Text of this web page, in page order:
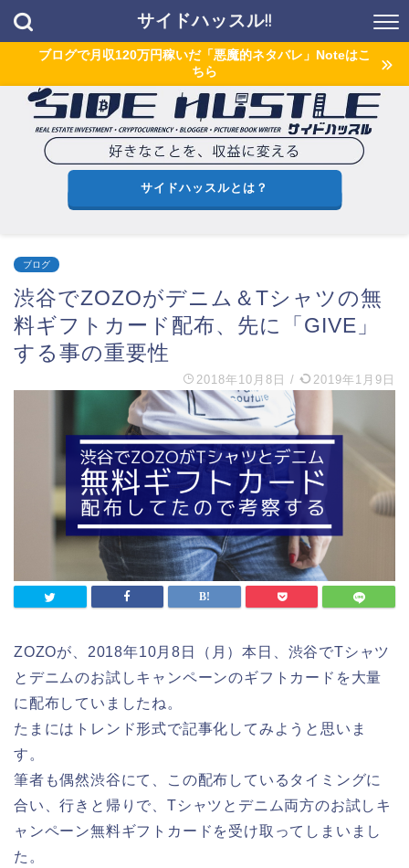
サイドハッスル!!
ブログで月収120万円稼いだ「悪魔的ネタバレ」Noteはこ
ちら
サイドハッスルとは？
ブログ
渋谷でZOZOがデニム＆Tシャツの無
料ギフトカード配布、先に「GIVE」
する事の重要性
2018年10月8日 / 2019年1月9日
ZOZOが、2018年10月8日（月）本日、渋谷でTシャツ
とデニムのお試しキャンペーンのギフトカードを大量
に配布していましたね。
たまにはトレンド形式で記事化してみようと思いま
す。
筆者も偶然渋谷にて、この配布しているタイミングに
合い、行きと帰りで、Tシャツとデニム両方のお試しキ
ャンペーン無料ギフトカードを受け取ってしまいまし
た。